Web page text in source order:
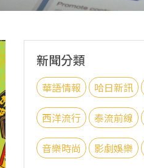
新聞分類
華語情報 哈日新訊
西洋流行 泰流前線
音樂時尚 影劇娛樂